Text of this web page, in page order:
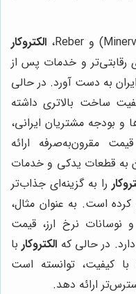
الکتروکار
رقابتی‌تر و خدمات پس از
به دست آورد. در حالی
ساخت بالاتری داشته
و بودجه مشتریان ایرانی،
مقرون‌به‌صرفه ارائه
به قطعات یدکی و خدمات
را به گزینه‌ای جذاب‌تر
است. به عنوان مثال،
و نوسانات نرخ ارز، قیمت
دارد. در حالی که الکتروکار با
با کیفیت، توانسته است
ارائه دهد.